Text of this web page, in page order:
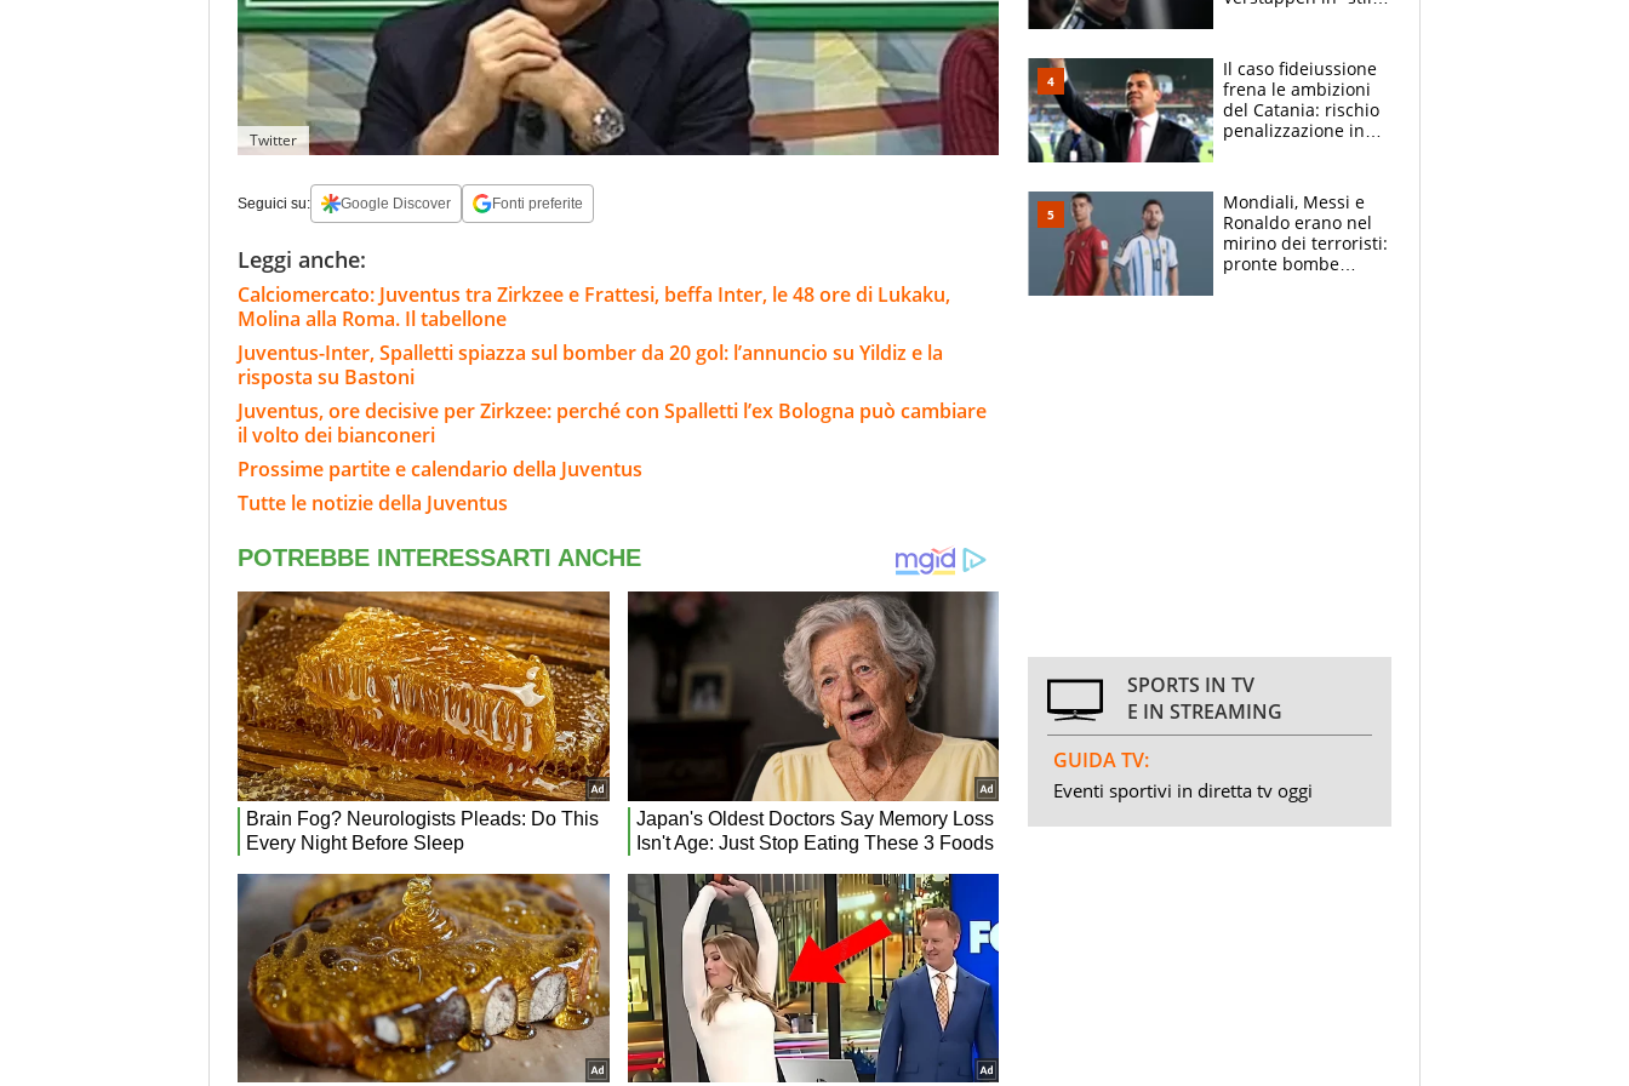
Twitter
Seguici su: Google Discover Fonti preferite
Leggi anche:
Calciomercato: Juventus tra Zirkzee e Frattesi, beffa Inter, le 48 ore di Lukaku,
Molina alla Roma. Il tabellone
Juventus-Inter, Spalletti spiazza sul bomber da 20 gol: l’annuncio su Yildiz e la
risposta su Bastoni
Juventus, ore decisive per Zirkzee: perché con Spalletti l’ex Bologna può cambiare
il volto dei bianconeri
Prossime partite e calendario della Juventus
Tutte le notizie della Juventus
attacco all’Italia
Il caso fideiussione
frena le ambizioni
del Catania: rischio
penalizzazione in
Mondiali, Messi e
Ronaldo erano nel
mirino dei terroristi:
pronte bombe
SPORTS IN TV
E IN STREAMING
GUIDA TV:
Eventi sportivi in diretta tv oggi